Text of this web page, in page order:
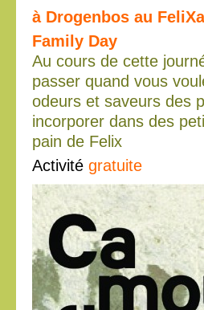
à Drogenbos au
Family Day
Au cours de cette
passer quand vous
odeurs et saveurs des
incorporer dans des
pain de Felix
Activité gratuite